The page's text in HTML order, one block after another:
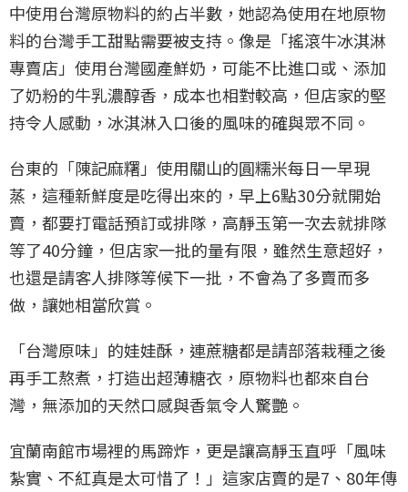
中使用台灣原物料的約占半數，她認為使用在地原物
料的台灣手工甜點需要被支持。像是「搖滾牛冰淇淋
專賣店」使用台灣國產鮮奶，可能不比進口或、添加
了奶粉的牛乳濃醇香，成本也相對較高，但店家的堅
持令人感動，冰淇淋入口後的風味的確與眾不同。
台東的「陳記麻糬」使用關山的圓糯米每日一早現
蒸，這種新鮮度是吃得出來的，早上6點30分就開始
賣，都要打電話預訂或排隊，高靜玉第一次去就排隊
等了40分鐘，但店家一批的量有限，雖然生意超好，
也還是請客人排隊等候下一批，不會為了多賣而多
做，讓她相當欣賞。
「台灣原味」的娃娃酥，連蔗糖都是請部落栽種之後
再手工熬煮，打造出超薄糖衣，原物料也都來自台
灣，無添加的天然口感與香氣令人驚艷。
宜蘭南館市場裡的馬蹄炸，更是讓高靜玉直呼「風味
紮實、不紅真是太可惜了！」這家店賣的是7、80年傳